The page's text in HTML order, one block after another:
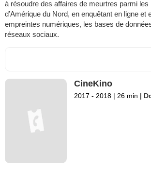
à résoudre des affaires de meurtres parmi les
d’Amérique du Nord, en enquêtant en ligne et
empreintes numériques, les bases de
réseaux sociaux.
CineKino
2017 - 2018 | 26 min |